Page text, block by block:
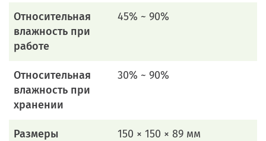
Относительная
влажность при
работе
45% ~ 90%
Относительная
влажность при
хранении
30% ~ 90%
Размеры
150 × 150 × 89 мм